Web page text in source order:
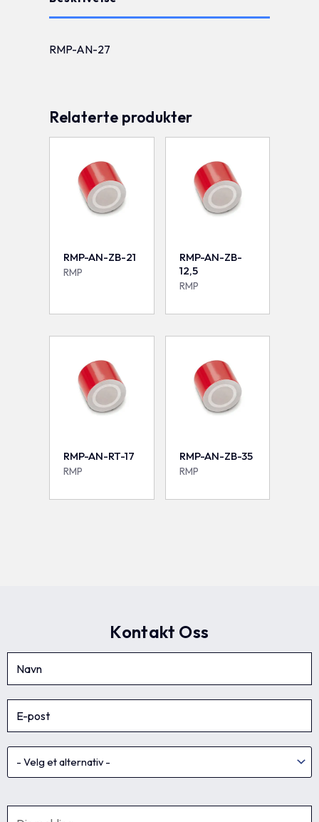
RMP-AN-27
Relaterte produkter
RMP-AN-ZB-21
RMP
RMP-AN-ZB-
12,5
RMP
RMP-AN-RT-17
RMP
RMP-AN-ZB-35
RMP
Kontakt Oss